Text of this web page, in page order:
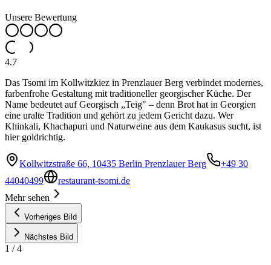
Unsere Bewertung
4.7
Das Tsomi im Kollwitzkiez in Prenzlauer Berg verbindet modernes,
farbenfrohe Gestaltung mit traditioneller georgischer Küche. Der
Name bedeutet auf Georgisch „Teig" – denn Brot hat in Georgien
eine uralte Tradition und gehört zu jedem Gericht dazu. Wer
Khinkali, Khachapuri und Naturweine aus dem Kaukasus sucht, ist
hier goldrichtig.
Kollwitzstraße 66, 10435 Berlin Prenzlauer Berg
+49 30
44040499
restaurant-tsomi.de
Mehr sehen
Vorheriges Bild
Nächstes Bild
1 /4